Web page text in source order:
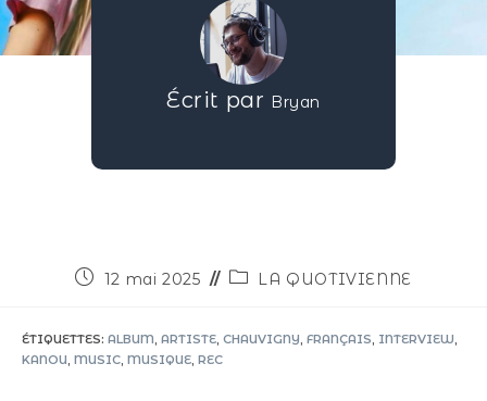
Écrit par Bryan
12 mai 2025 LA QUOTIVIENNE
ÉTIQUETTES: ALBUM, ARTISTE, CHAUVIGNY, FRANÇAIS, INTERVIEW,
KANOU, MUSIC, MUSIQUE, REC